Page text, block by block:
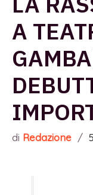
A
di Redazione /